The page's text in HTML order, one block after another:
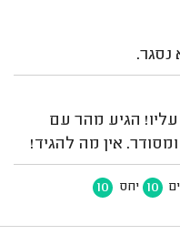
נסגר.
הגיע מהר עם
אין מה להגיד!
10 יחס 10